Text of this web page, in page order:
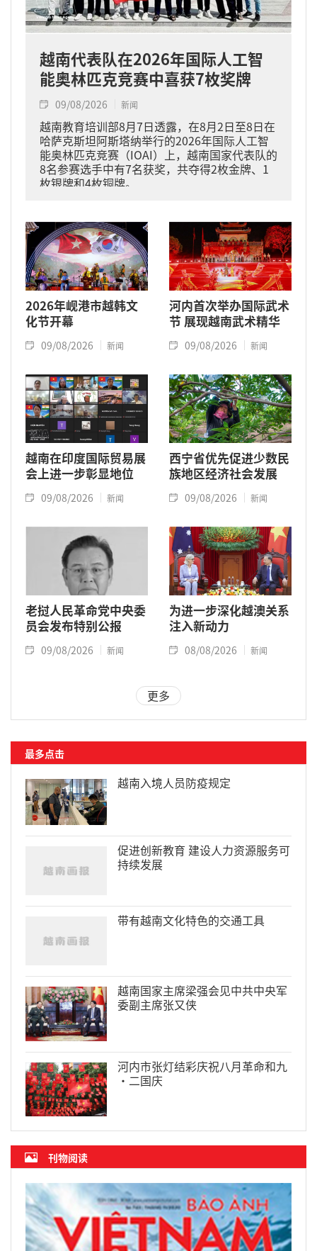
越南代表队在2026年国际人工智
能奥林匹克竞赛中喜获7枚奖牌
09/08/2026 新闻
越南教育培训部8月7日透露，在8月2日至8日在
哈萨克斯坦阿斯塔纳举行的2026年国际人工智
能奥林匹克竞赛（IOAI）上，越南国家代表队的
8名参赛选手中有7名获奖，共夺得2枚金牌、1
枚银牌和4枚铜牌。
2026年岘港市越韩文
化节开幕
09/08/2026 新闻
河内首次举办国际武术
节 展现越南武术精华
09/08/2026 新闻
越南在印度国际贸易展
会上进一步彰显地位
09/08/2026 新闻
西宁省优先促进少数民
族地区经济社会发展
09/08/2026 新闻
老挝人民革命党中央委
员会发布特别公报
09/08/2026 新闻
为进一步深化越澳关系
注入新动力
08/08/2026 新闻
更多
最多点击
越南入境人员防疫规定
促进创新教育 建设人力资源服务可
持续发展
带有越南文化特色的交通工具
越南国家主席梁强会见中共中央军
委副主席张又侠
河内市张灯结彩庆祝八月革命和九
·二国庆
刊物阅读